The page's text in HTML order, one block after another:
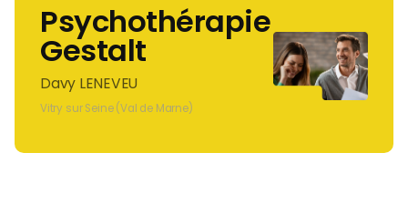
Psychothérapie
Gestalt
Davy LENEVEU
Vitry sur Seine (Val de Marne)